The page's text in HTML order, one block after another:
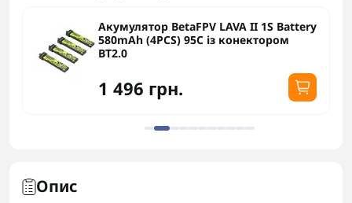
Акумулятор BetaFPV LAVA II 1S Battery
580mAh (4PCS) 95C із конектором
BT2.0
1 496 грн.
Опис